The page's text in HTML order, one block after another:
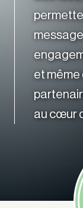
et même
au cœur